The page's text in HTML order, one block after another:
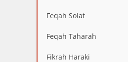
Feqah Solat
Feqah Taharah
Fikrah Haraki